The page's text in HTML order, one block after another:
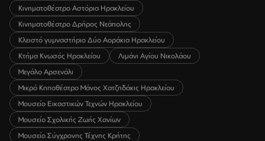
Κινηματοθέατρο Αστόρια Ηρακλείου
Κινηματοθέατρο Δρήρος Νεάπολης
Κλειστό γυμναστήριο Δύο Αοράκια Ηρακλείου
Κτήμα Κνωσός Ηρακλείου
Λιμάνι Αγίου Νικολάου
Μεγάλο Αρσενάλι
Μικρό Κηποθέατρο Μάνος Χατζηδάκις Ηρακλείου
Μουσείο Εικαστικών Τεχνών Ηρακλείου
Μουσείο Σχολικής Ζωής Χανίων
Μουσείο Σύγχρονης Τέχνης Κρήτης